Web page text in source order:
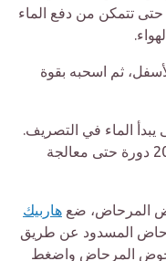
حتى تتمكن من دفع الماء
ثم اسحبه بقوة
الماء في التصريف.
قد يستغرق الأمر ما بين 15 إلى 20 دورة حتى معالجة
المرحاض، ضع هاربيك
المسدود عن طريق
المرحاض واضغط